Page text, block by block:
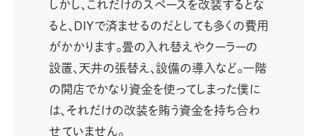
しかし、これだけのスペースを改装するとな
ると、DIYで済ませるのだとしても多くの費用
がかかります。畳の入れ替えやクーラーの
設置、天井の張替え、設備の導入など。一階
の開店でかなり資金を使ってしまった僕に
は、それだけの改装を賄う資金を持ち合わ
せていません。